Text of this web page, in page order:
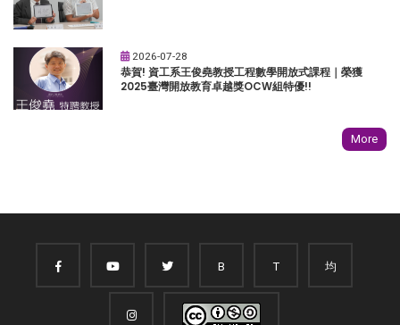
2026-07-28
恭賀! 資工系王俊堯教授工程數學開放式課程｜榮獲
2025臺灣開放教育卓越獎OCW組特優!!
More
B T 均